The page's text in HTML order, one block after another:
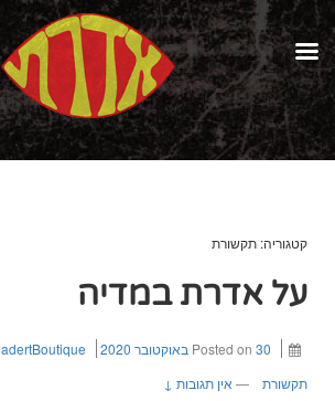
קטגוריה: תקשורת
על אדרת במדיה
Posted on 30 באוקטובר 2020 adertBoutique
תקשורת
— אין תגובות ↓